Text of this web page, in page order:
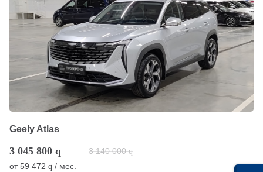
Geely Atlas
3 045 800 q 3 140 000 q
от59 472 q / мес.